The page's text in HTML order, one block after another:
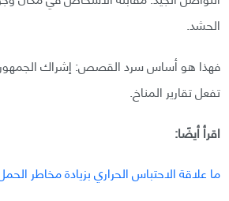
الحشد.
فهذا هو أساس سرد القصص: إشراك الجمهور
تفعل تقارير المناخ.
اقرأ أيضًا:
ما علاقة الاحتباس الحراري بزيادة مخاطر